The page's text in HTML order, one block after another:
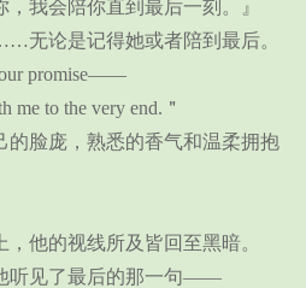
我会陪你直到最后一刻。』
无论是记得她或者陪到最后。
promise——
me to the very end.＂
脸庞，熟悉的香气和温柔拥抱
他的视线所及皆回至黑暗。
听见了最后的那一句——